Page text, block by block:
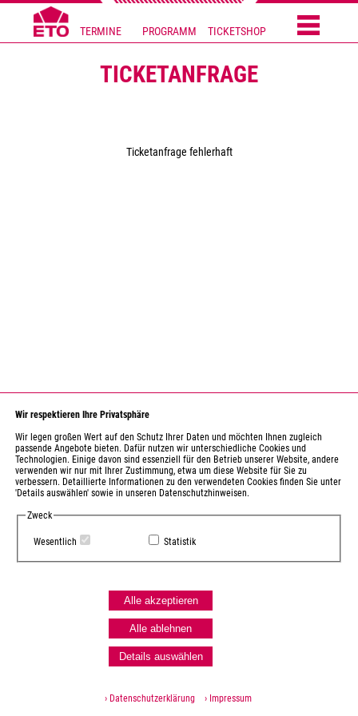
TERMINE PROGRAMM TICKETSHOP
Wir respektieren Ihre Privatsphäre
Wir legen großen Wert auf den Schutz Ihrer Daten und möchten Ihnen zugleich
passende Angebote bieten. Dafür nutzen wir unterschiedliche Cookies und
Technologien. Einige davon sind essenziell für den Betrieb unserer Website, andere
verwenden wir nur mit Ihrer Zustimmung, etwa um diese Website für Sie zu
verbessern. Detaillierte Informationen zu den verwendeten Cookies finden Sie unter
'Details auswählen' sowie in unseren Datenschutzhinweisen.
Zweck
Wesentlich Statistik
Alle akzeptieren
Alle ablehnen
Details auswählen
› Datenschutzerklärung › Impressum
TICKETANFRAGE
Ticketanfrage fehlerhaft